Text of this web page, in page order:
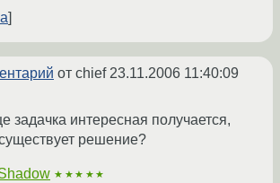
от chief23.11.2006 11:40:09
задачка интересная получается,
решение?
★★★★★